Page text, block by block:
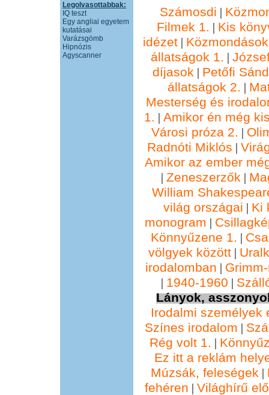
Legolvasottabbak:
IQ teszt
Egy angliai egyetem
kutatásai
Varázsgömb
Hipnózis
Agyscanner
Számosdi |
Filmek 1. | Kis
idézet |
állatságok 1. |
díjasok | Petőfi
állatságok 2. |
Mesterség és
1. | Amikor én még
Városi próza 2. |
Radnóti Miklós |
Amikor az ember
| Zeneszerzők |
William
világ országai | Ki
monogram |
Könnyűzene 1. |
völgyek között |
irodalomban |
| 1940-1960 |
Lányok,
Irodalmi személyek
Színes irodalom |
Rég volt 1. |
Ez itt a reklám
Múzsák, feleségek |
fehéren | Világhírű